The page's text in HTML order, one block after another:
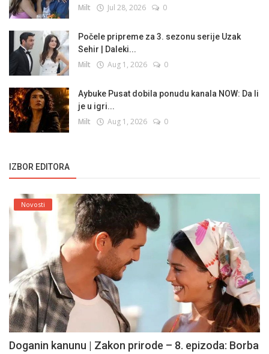
Milt Jul 28, 2026 0
Počele pripreme za 3. sezonu serije Uzak
Sehir | Daleki...
Milt Aug 1, 2026 0
Aybuke Pusat dobila ponudu kanala NOW: Da li
je u igri...
Milt Aug 1, 2026 0
IZBOR EDITORA
Novosti
Doganin kanunu | Zakon prirode – 8. epizoda: Borba